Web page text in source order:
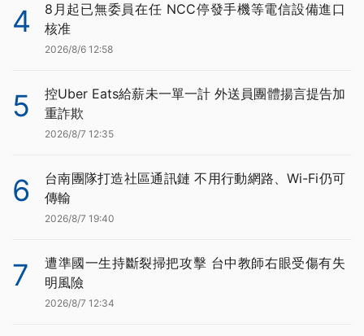
4
8月起已無委員在任 NCC停發手機等電信設備進口
核准
2026/8/6 12:58
5
控Uber Eats給薪未一單一計 外送員團體揚言提告加
重詐欺
2026/8/7 12:35
6
台南團隊打造社區通訊鏈 不用行動網路、Wi-Fi仍可
傳輸
2026/8/7 19:40
7
遭準國一生持斷裂掃把攻擊 台中教師右眼受傷有失
明風險
2026/8/7 12:34